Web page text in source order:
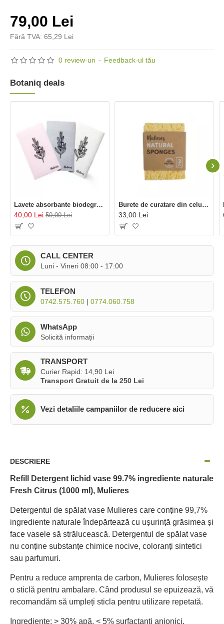
0 review-uri - Feedback-ul tău
79,00 Lei
Fără TVA: 65,29 Lei
CALL CENTER
Luni - Vineri 08:00 - 17:00
TELEFON
0742.575.760 | 0774.060.758
WhatsApp
Solicită informații
TRANSPORT
Curier Rapid: 14,90 Lei
Transport Gratuit de la 250 Lei
Vezi detaliile campaniilor de reducere aici
Botaniq deals
Lavete absorbante biodegradabile (3 buc), Mulieres
40,00 Lei 50,00 Lei
Burete de curatare din celuloza (3 buc), Mulieres
33,00 Lei
DESCRIERE
Refill Detergent lichid vase 99.7% ingrediente naturale
Fresh Citrus (1000 ml), Mulieres
Detergentul de spălat vase Mulieres care conține 99,7%
ingrediente naturale îndepărtează cu ușurință grăsimea și
face vasele să strălucească. Detergentul de spălat vase
nu conține substanțe chimice nocive, coloranți sintetici
sau parfumuri.
Pentru a reduce amprenta de carbon, Mulieres folosește
o sticlă pentru ambalare. Când produsul se epuizează, vă
recomandăm să umpleți sticla pentru utilizare repetată.
Ingrediente: > 30% apă, < 5% surfactanți anionici,